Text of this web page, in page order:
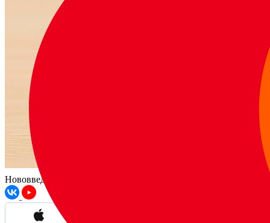
Нововведения в системе записи!